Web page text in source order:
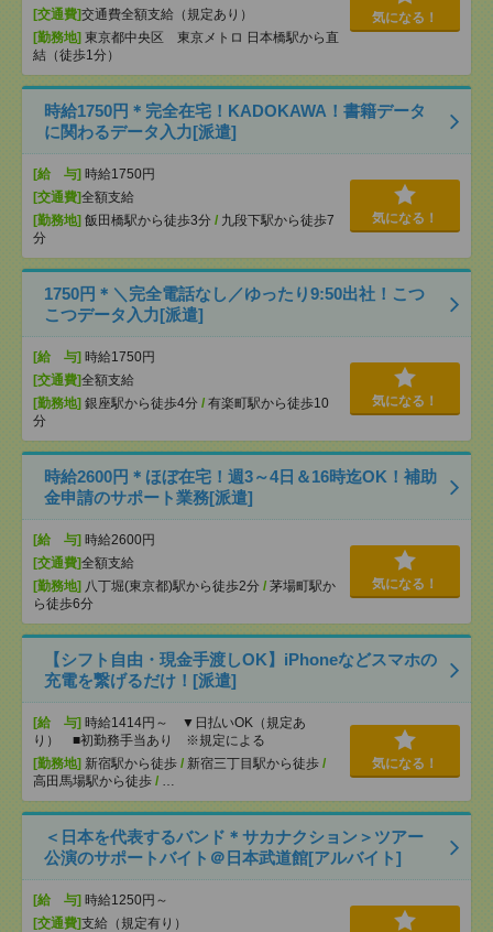
[交通費]交通費全額支給（規定あり）
[勤務地] 東京都中央区 東京メトロ 日本橋駅から直
結（徒歩1分）
気になる！
時給1750円＊完全在宅！KADOKAWA！書籍データ
に関わるデータ入力[派遣]
[給 与] 時給1750円
[交通費]全額支給
[勤務地] 飯田橋駅から徒歩3分 / 九段下駅から徒歩7
分
気になる！
1750円＊＼完全電話なし／ゆったり9:50出社！こつ
こつデータ入力[派遣]
[給 与] 時給1750円
[交通費]全額支給
[勤務地] 銀座駅から徒歩4分 / 有楽町駅から徒歩10
分
気になる！
時給2600円＊ほぼ在宅！週3～4日＆16時迄OK！補助
金申請のサポート業務[派遣]
[給 与] 時給2600円
[交通費]全額支給
[勤務地] 八丁堀(東京都)駅から徒歩2分 / 茅場町駅か
ら徒歩6分
気になる！
【シフト自由・現金手渡しOK】iPhoneなどスマホの
充電を繋げるだけ！[派遣]
[給 与] 時給1414円～ ▼日払いOK（規定あ
り） ■初勤務手当あり ※規定による
[勤務地] 新宿駅から徒歩 / 新宿三丁目駅から徒歩 /
高田馬場駅から徒歩 / …
気になる！
＜日本を代表するバンド＊サカナクション＞ツアー
公演のサポートバイト＠日本武道館[アルバイト]
[給 与] 時給1250円～
[交通費]支給（規定有り）